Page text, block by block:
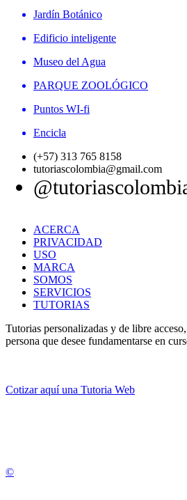
Jardín Botánico
Edificio inteligente
Museo del Agua
PARQUE ZOOLÓGICO
Puntos WI-fi
Encicla
(+57) 313 765 8158
tutoriascolombia@gmail.com
ACERCA
PRIVACIDAD
USO
MARCA
SOMOS
SERVICIOS
TUTORIAS
Tutorias personalizadas y de libre
persona que desee fundamentarse en
Cotizar aquí una Tutoria Web
©